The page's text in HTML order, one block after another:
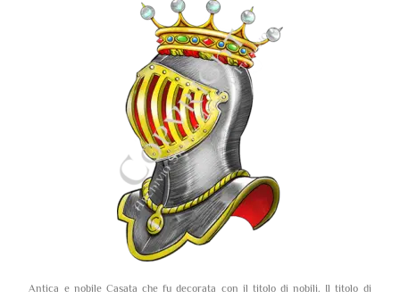
Antica e nobile Casata che fu decorata con il titolo di nobili. Il titolo di